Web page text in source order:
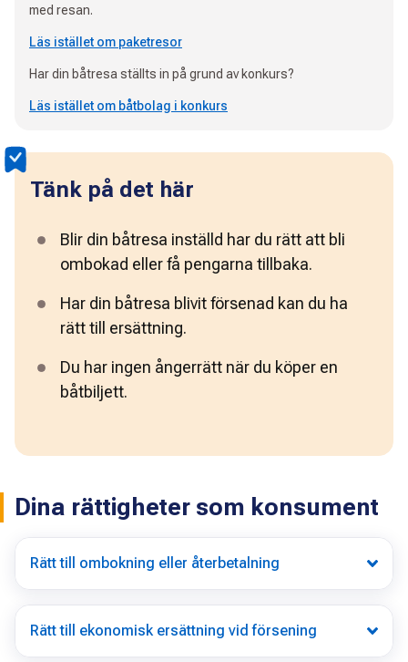
med resan.
Läs istället om paketresor
Har din båtresa ställts in på grund av konkurs?
Läs istället om båtbolag i konkurs
Tänk på det här
Blir din båtresa inställd har du rätt att bli
ombokad eller få pengarna tillbaka.
Har din båtresa blivit försenad kan du ha
rätt till ersättning.
Du har ingen ångerrätt när du köper en
båtbiljett.
Dina rättigheter som konsument
Rätt till ombokning eller återbetalning
Rätt till ekonomisk ersättning vid försening